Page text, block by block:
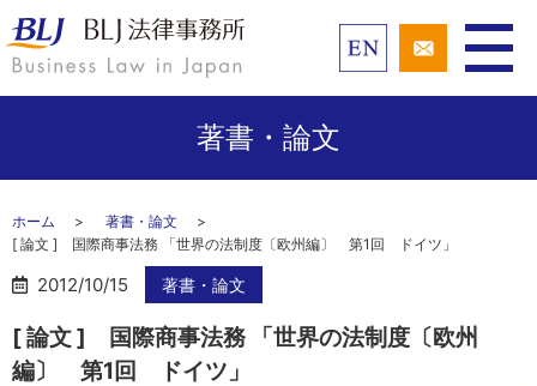
著書・論文
ホーム
著書・論文
[ 論文 ] 国際商事法務 「世界の法制度〔欧州編〕 第1回 ドイツ」
2012/10/15 著書・論文
[ 論文 ] 国際商事法務 「世界の法制度〔欧州
編〕 第1回 ドイツ」